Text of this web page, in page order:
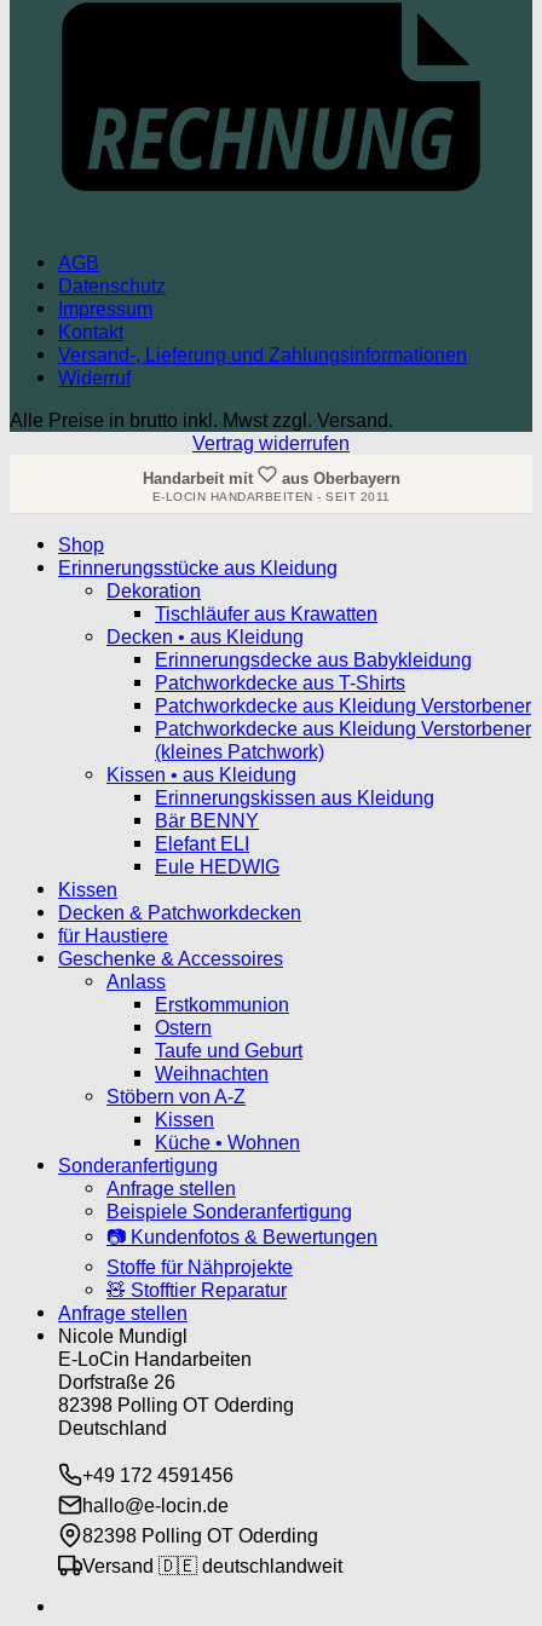
AGB
Datenschutz
Impressum
Kontakt
Versand-, Lieferung und Zahlungsinformationen
Widerruf
Alle Preise in brutto inkl. Mwst zzgl. Versand.
Vertrag widerrufen
Handarbeit mit aus Oberbayern
E-LOCIN HANDARBEITEN - SEIT 2011
Shop
Erinnerungsstücke aus Kleidung
Dekoration
Tischläufer aus Krawatten
Decken • aus Kleidung
Erinnerungsdecke aus Babykleidung
Patchworkdecke aus T-Shirts
Patchworkdecke aus Kleidung Verstorbener
Patchworkdecke aus Kleidung Verstorbener
(kleines Patchwork)
Kissen • aus Kleidung
Erinnerungskissen aus Kleidung
Bär BENNY
Elefant ELI
Eule HEDWIG
Kissen
Decken & Patchworkdecken
für Haustiere
Geschenke & Accessoires
Anlass
Erstkommunion
Ostern
Taufe und Geburt
Weihnachten
Stöbern von A-Z
Kissen
Küche • Wohnen
Sonderanfertigung
Anfrage stellen
Beispiele Sonderanfertigung
📷 Kundenfotos & Bewertungen
Stoffe für Nähprojekte
🧸 Stofftier Reparatur
Anfrage stellen
Nicole Mundigl
E-LoCin Handarbeiten
Dorfstraße 26
82398 Polling OT Oderding
Deutschland
+49 172 4591456
hallo@e-locin.de
82398 Polling OT Oderding
Versand 🇩🇪 deutschlandweit